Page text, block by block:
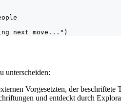
next move...")
unterscheiden:
Vorgesetzten, der
und entdeckt durch